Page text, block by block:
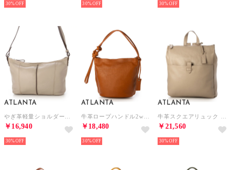
30% 30% 30%
ATLANTA
￥16,940
30%
ATLANTA
￥18,480
30%
ATLANTA
￥21,560
30%